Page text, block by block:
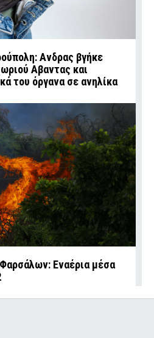
Ανδρας βγήκε
Αβαντας και
του όργανα σε ανηλίκα
Εναέρια μέσα